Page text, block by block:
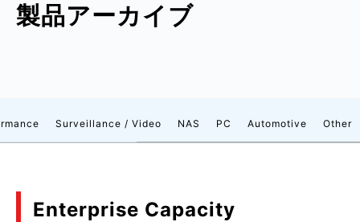
製品アーカイブ
Surveillance / Video NAS PC Automotive Other
Enterprise Capacity